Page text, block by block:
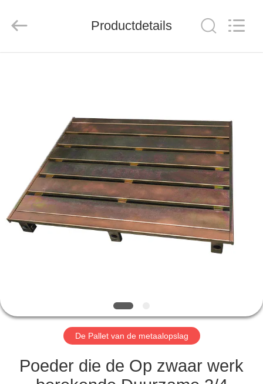
ONGEVEER
FABRIEKSREIS
KWALITEITSCONTROLE
VERZOEK
EEN
Co.,
Reserved.
Productdetails
De Pallet van de metaalopslag
Poeder die de Op zwaar werk